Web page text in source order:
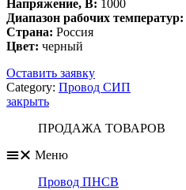
Напряжение, В: 1000
Диапазон рабочих температур:
Страна: Россия
Цвет: черный
Оставить заявку
Category: Провод СИП
закрыть
ПРОДАЖА ТОВАРОВ
Меню
Провод ПНСВ